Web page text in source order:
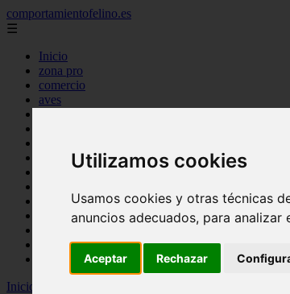
Utilizamos cookies
Usamos cookies y otras técnicas
anuncios adecuados, para
Aceptar Rechazar
comportamientofelino.es
☰
Inicio
zona pro
comercio
aves
acuariofilia
articulos
nombres para gatos
novedades
uncategorized
Inicio